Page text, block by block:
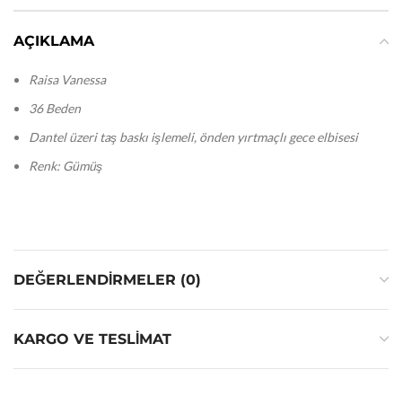
AÇIKLAMA
Raisa Vanessa
36 Beden
Dantel üzeri taş baskı işlemeli, önden yırtmaçlı gece elbisesi
Renk: Gümüş
DEĞERLENDIRMELER (0)
KARGO VE TESLIMAT